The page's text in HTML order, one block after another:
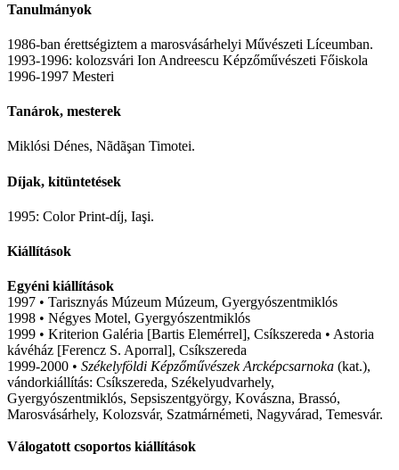
Tanulmányok
1986-ban érettségiztem a marosvásárhelyi Művészeti Líceumban.
1993-1996: kolozsvári Ion Andreescu Képzőművészeti Főiskola
1996-1997 Mesteri
Tanárok, mesterek
Miklósi Dénes, Nãdãşan Timotei.
Díjak, kitüntetések
1995: Color Print-díj, Iaşi.
Kiállítások
Egyéni kiállítások
1997 • Tarisznyás Múzeum Múzeum, Gyergyószentmiklós
1998 • Négyes Motel, Gyergyószentmiklós
1999 • Kriterion Galéria [Bartis Elemérrel], Csíkszereda • Astoria
kávéház [Ferencz S. Aporral], Csíkszereda
1999-2000 • Székelyföldi Képzőművészek Arcképcsarnoka (kat.),
vándorkiállítás: Csíkszereda, Székelyudvarhely,
Gyergyószentmiklós, Sepsiszentgyörgy, Kovászna, Brassó,
Marosvásárhely, Kolozsvár, Szatmárnémeti, Nagyvárad, Temesvár.
Válogatott csoportos kiállítások